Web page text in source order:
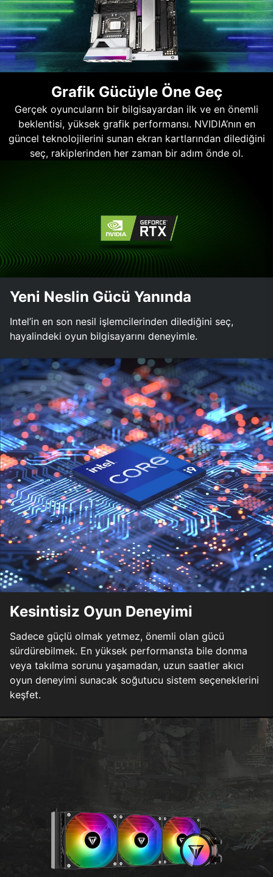
Grafik Gücüyle Öne Geç
Gerçek oyuncuların bir bilgisayardan ilk ve en önemli
beklentisi, yüksek grafik performansı. NVIDIA’nın en
güncel teknolojilerini sunan ekran kartlarından dilediğini
seç, rakiplerinden her zaman bir adım önde ol.
Yeni Neslin Gücü Yanında
Intel’in en son nesil işlemcilerinden dilediğini seç,
hayalindeki oyun bilgisayarını deneyimle.
Kesintisiz Oyun Deneyimi
Sadece güçlü olmak yetmez, önemli olan gücü
sürdürebilmek. En yüksek performansta bile donma
veya takılma sorunu yaşamadan, uzun saatler akıcı
oyun deneyimi sunacak soğutucu sistem seçeneklerini
keşfet.